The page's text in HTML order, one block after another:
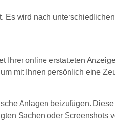
wird nach
online erstatteten
mit Ihnen persönlich eine
Anlagen beizufügen.
Sachen oder Screenshots